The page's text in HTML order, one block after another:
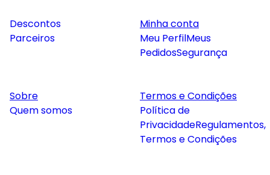
Descontos
Parceiros
Minha conta
Meu PerfilMeus
PedidosSegurança
Sobre
Quem somos
Termos e Condições
Política de
PrivacidadeRegulamentos,
Termos e Condições